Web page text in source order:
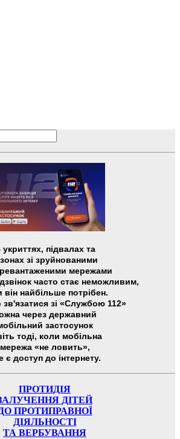
укриттях, підвалах та
зі зруйнованими
мережами
часто стає неможливим,
він найбільше потрібен.
зв'язатися зі «Службою 112»
через державний
застосунок
тоді, коли мобільна
мережа «не ловить»,
є доступ до інтернету.
ПРОТИДІЯ
ДІТЕЙ
ПРОТИПРАВНОЇ
ДІЯЛЬНОСТІ
ТА ВЕРБУВАННЯ